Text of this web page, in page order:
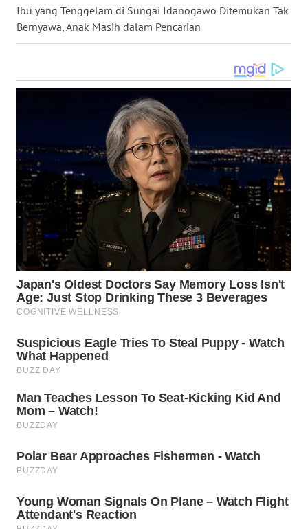
Ibu yang Tenggelam di Sungai Idanogawo Ditemukan Tak
Bernyawa, Anak Masih dalam Pencarian
TOBA
WN
TAPANULI
SELATAN
WN
TANJUNG
LESUNG
KARO
SIMALUNGUN
LABUHANBATU
WN
TENGAH
SERDANG